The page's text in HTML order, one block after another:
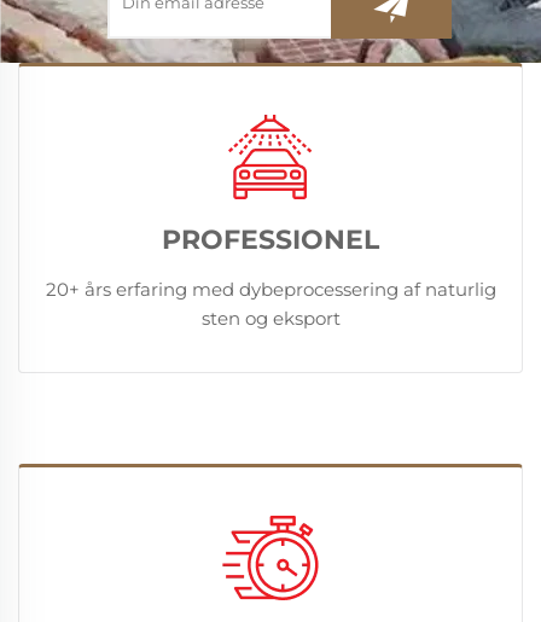
PROFESSIONEL
20+ års erfaring med dybeprocessering af naturlig
sten og eksport